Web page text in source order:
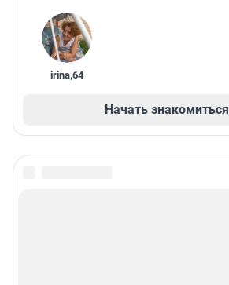
irina,64
Начать знакомиться